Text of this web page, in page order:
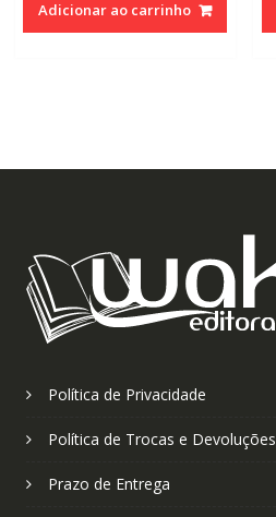
era:
é:
Adicionar ao carrinho
Política de Privacidade
Política de Trocas e Devoluções
Prazo de Entrega